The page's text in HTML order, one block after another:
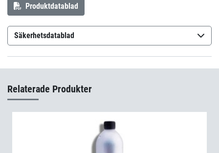
Produktdatablad
Säkerhetsdatablad
Cotronics Duralco 4538 Hardener (sv-SE)
Relaterade Produkter